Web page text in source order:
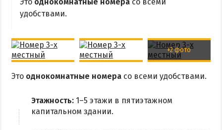
удобствами.
+2 фото
Это однокомнатные номера со всеми удобствами.
Этажность: 1–5 этажи в пятиэтажном
капитальном здании.